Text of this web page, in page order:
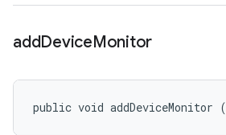
addDeviceMonitor
public void addDeviceMonitor (